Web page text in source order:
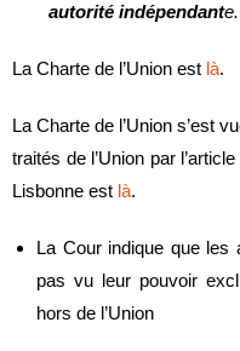
autorité indépendante.
La Charte de l’Union est là.
La Charte de l’Union s’est
traités de l’Union par
Lisbonne est là.
La Cour indique que les
pas vu leur pouvoir
hors de l’Union